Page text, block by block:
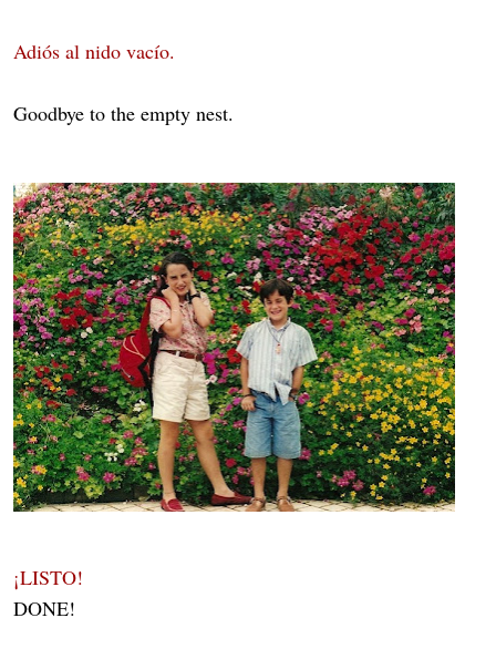
Adiós al nido vacío.
Goodbye to the empty nest.
¡LISTO!
DONE!